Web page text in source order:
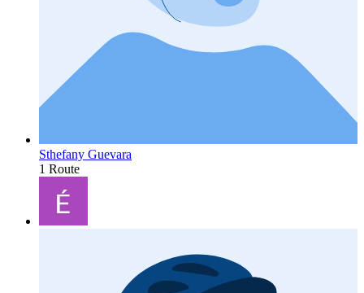
Sthefany Guevara
1 Route